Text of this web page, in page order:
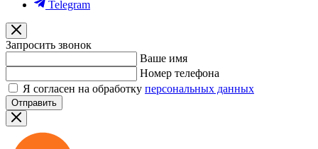
Telegram
Запросить звонок
Ваше имя
Номер телефона
Я согласен на обработку персональных данных
Отправить